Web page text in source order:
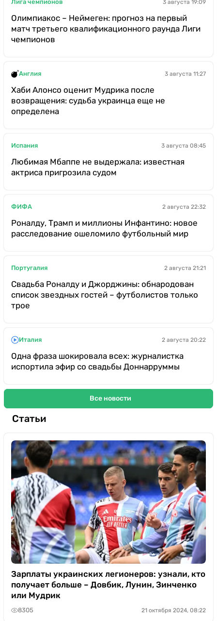
Лига чемпионов 3 августа 19:09
Олимпиакос – Неймеген: прогноз на первый
матч третьего квалификационного раунда Лиги
чемпионов
Англия 3 августа 11:27
Хаби Алонсо оценит Мудрика после
возвращения: судьба украинца еще не
определена
Испания 3 августа 08:45
Любимая Мбаппе не выдержала: известная
актриса пригрозила судом
ФИФА 2 августа 22:32
Роналду, Трамп и миллионы Инфантино: новое
расследование ошеломило футбольный мир
Португалия 2 августа 21:21
Свадьба Роналду и Джорджины: обнародован
список звездных гостей – футболистов только
трое
Италия 2 августа 20:22
Одна фраза шокировала всех: журналистка
испортила эфир со свадьбы Доннарруммы
Все новости
Статьи
Зарплаты украинских легионеров: узнали, кто
получает больше – Довбик, Лунин, Зинченко
или Мудрик
8305 21 октября 2024, 08:22